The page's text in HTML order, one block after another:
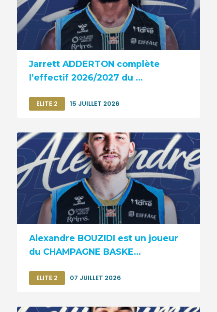
Jarrett ADDERTON complète
l’effectif 2026/2027 du ...
ELITE 2 15 JUILLET 2026
Alexandre BOUZIDI est un joueur
du CHAMPAGNE BASKE...
ELITE 2 07 JUILLET 2026